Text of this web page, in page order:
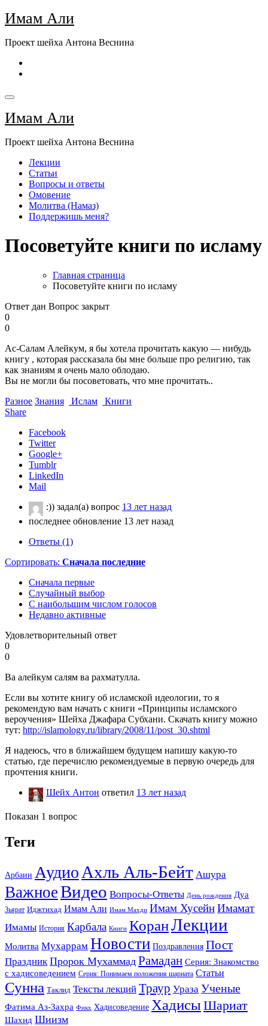
Перейти
к
Имам Али
Проект шейха Антона Веснина
Имам Али
Проект шейха Антона Веснина
Лекции
Статьи
Вопросы и ответы
Омовение
Молитва (Намаз)
Поддержишь меня?
Посоветуйте книги по исламу
Главная страница
Посоветуйте книги по исламу
Ответ дан Вопрос закрыт
0
0
Ас-Салам Алейкум, я бы хотела прочитать какую — нибудь
книгу , которая рассказала бы мне больше про религию, так
как знаниям я очень мало облодаю.
Вы не могли бы посоветовать, что мне прочитать..
Разное Знания Ислам
Книги
Share
Facebook
Twitter
Google+
Tumblr
LinkedIn
Mail
:)) задал(а) вопрос 13 лет назад
последнее обновление 13 лет назад
Ответы (1)
Сортировать: Сначала последние
Сначала первые
Случайный выбор
С наибольшим числом голосов
Недавно активные
Удовлетворительный ответ
0
0
Ва алейкум салям ва рахматулла.
Если вы хотите книгу об исламской идеологии, то я
рекомендую вам начать с книги «Принципы исламского
вероучения» Шейха Джафара Субхани. Скачать книгу можно
тут: http://islamology.ru/library/2008/11/post_30.shtml
Я надеюсь, что в ближайшем будущем напишу какую-то
статью, где перечислю рекомендуемые в первую очередь для
прочтения книги.
Шейх Антон ответил 13 лет назад
Показан 1 вопрос
Теги
Арбаин Аудио Ахль Аль-Бейт Ашура
ВажноеВидео Вопросы-Ответы День рождения Дуа
Зьярат Иджтихад Имам Али Имам Махди Имам ХусейнИмамат
Имамы История Карбала Книги КоранЛекции
Молитва Мухаррам Новости Поздравления Пост
Праздник Пророк Мухаммад Рамадан Серия: Знакомство
с хадисоведением Серия: Понимаем положения шариата Статьи
Сунна Таклид Тексты лекций Траур Ураза Ученые
Фатима Аз-Захра Фикх Хадисоведение ХадисыШариат
Шахид Шиизм